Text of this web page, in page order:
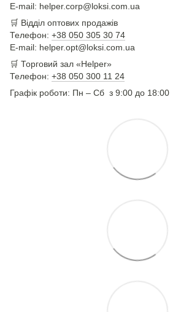
E-mail: helper.corp@loksi.com.ua
🛒 Відділ оптових продажів
Телефон: +38 050 305 30 74
E-mail: helper.opt@loksi.com.ua
🛒 Торговий зал «Helper»
Телефон: +38 050 300 11 24
Графік роботи: Пн – Сб з 9:00 до 18:00